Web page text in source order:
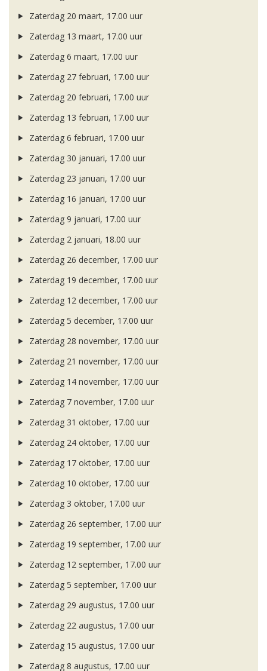
Zaterdag 20 maart, 17.00 uur
Zaterdag 13 maart, 17.00 uur
Zaterdag 6 maart, 17.00 uur
Zaterdag 27 februari, 17.00 uur
Zaterdag 20 februari, 17.00 uur
Zaterdag 13 februari, 17.00 uur
Zaterdag 6 februari, 17.00 uur
Zaterdag 30 januari, 17.00 uur
Zaterdag 23 januari, 17.00 uur
Zaterdag 16 januari, 17.00 uur
Zaterdag 9 januari, 17.00 uur
Zaterdag 2 januari, 18.00 uur
Zaterdag 26 december, 17.00 uur
Zaterdag 19 december, 17.00 uur
Zaterdag 12 december, 17.00 uur
Zaterdag 5 december, 17.00 uur
Zaterdag 28 november, 17.00 uur
Zaterdag 21 november, 17.00 uur
Zaterdag 14 november, 17.00 uur
Zaterdag 7 november, 17.00 uur
Zaterdag 31 oktober, 17.00 uur
Zaterdag 24 oktober, 17.00 uur
Zaterdag 17 oktober, 17.00 uur
Zaterdag 10 oktober, 17.00 uur
Zaterdag 3 oktober, 17.00 uur
Zaterdag 26 september, 17.00 uur
Zaterdag 19 september, 17.00 uur
Zaterdag 12 september, 17.00 uur
Zaterdag 5 september, 17.00 uur
Zaterdag 29 augustus, 17.00 uur
Zaterdag 22 augustus, 17.00 uur
Zaterdag 15 augustus, 17.00 uur
Zaterdag 8 augustus, 17.00 uur